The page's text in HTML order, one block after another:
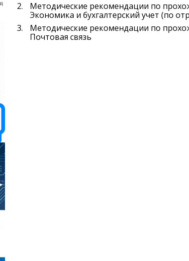
Методические рекомендации по
Экономика и бухгалтерский учет (по
Методические рекомендации по
Почтовая связь